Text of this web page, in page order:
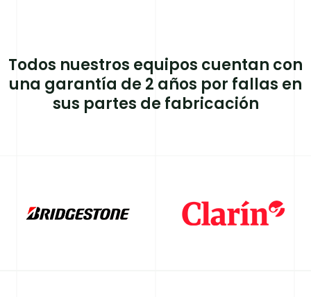
Todos nuestros equipos cuentan con
una garantía de 2 años por fallas en
sus partes de fabricación